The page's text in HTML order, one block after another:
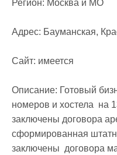
Регион: Москва и МО
Адрес: Бауманская,
Сайт: имеется
Описание: Готовый
номеров и хостела  на
заключены договора
сформированная
заключены  договора